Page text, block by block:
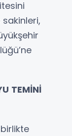
TEMİNİ